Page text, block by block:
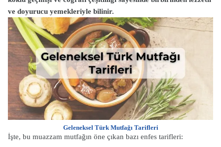
ve doyurucu yemekleriyle bilinir.
Geleneksel Türk Mutfağı Tarifleri
İşte, bu muazzam mutfağın öne çıkan bazı enfes tarifleri: